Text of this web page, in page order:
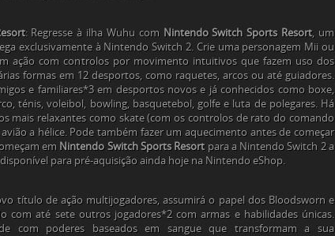
: Regresse à ilha Wuhu com Nintendo Switch Sports Resort, um
exclusivamente à Nintendo Switch 2. Crie uma personagem Mii ou
ação com controlos por movimento intuitivos que fazem uso dos
formas em 12 desportos, como raquetes, arcos ou até guiadores.
e familiares*3 em desportos novos e já conhecidos como boxe,
ténis, voleibol, bowling, basquetebol, golfe e luta de polegares. Há
mais relaxantes como skate (com os controlos de rato do comando
a hélice. Pode também fazer um aquecimento antes de começar
em Nintendo Switch Sports Resortpara a Nintendo Switch 2 a
para pré-aquisição ainda hoje na Nintendo eShop.
título de ação multijogadores, assumirá o papel dos Bloodsworn e
com até sete outros jogadores*2 com armas e habilidades únicas.
com poderes baseados em sangue que transformam a sua